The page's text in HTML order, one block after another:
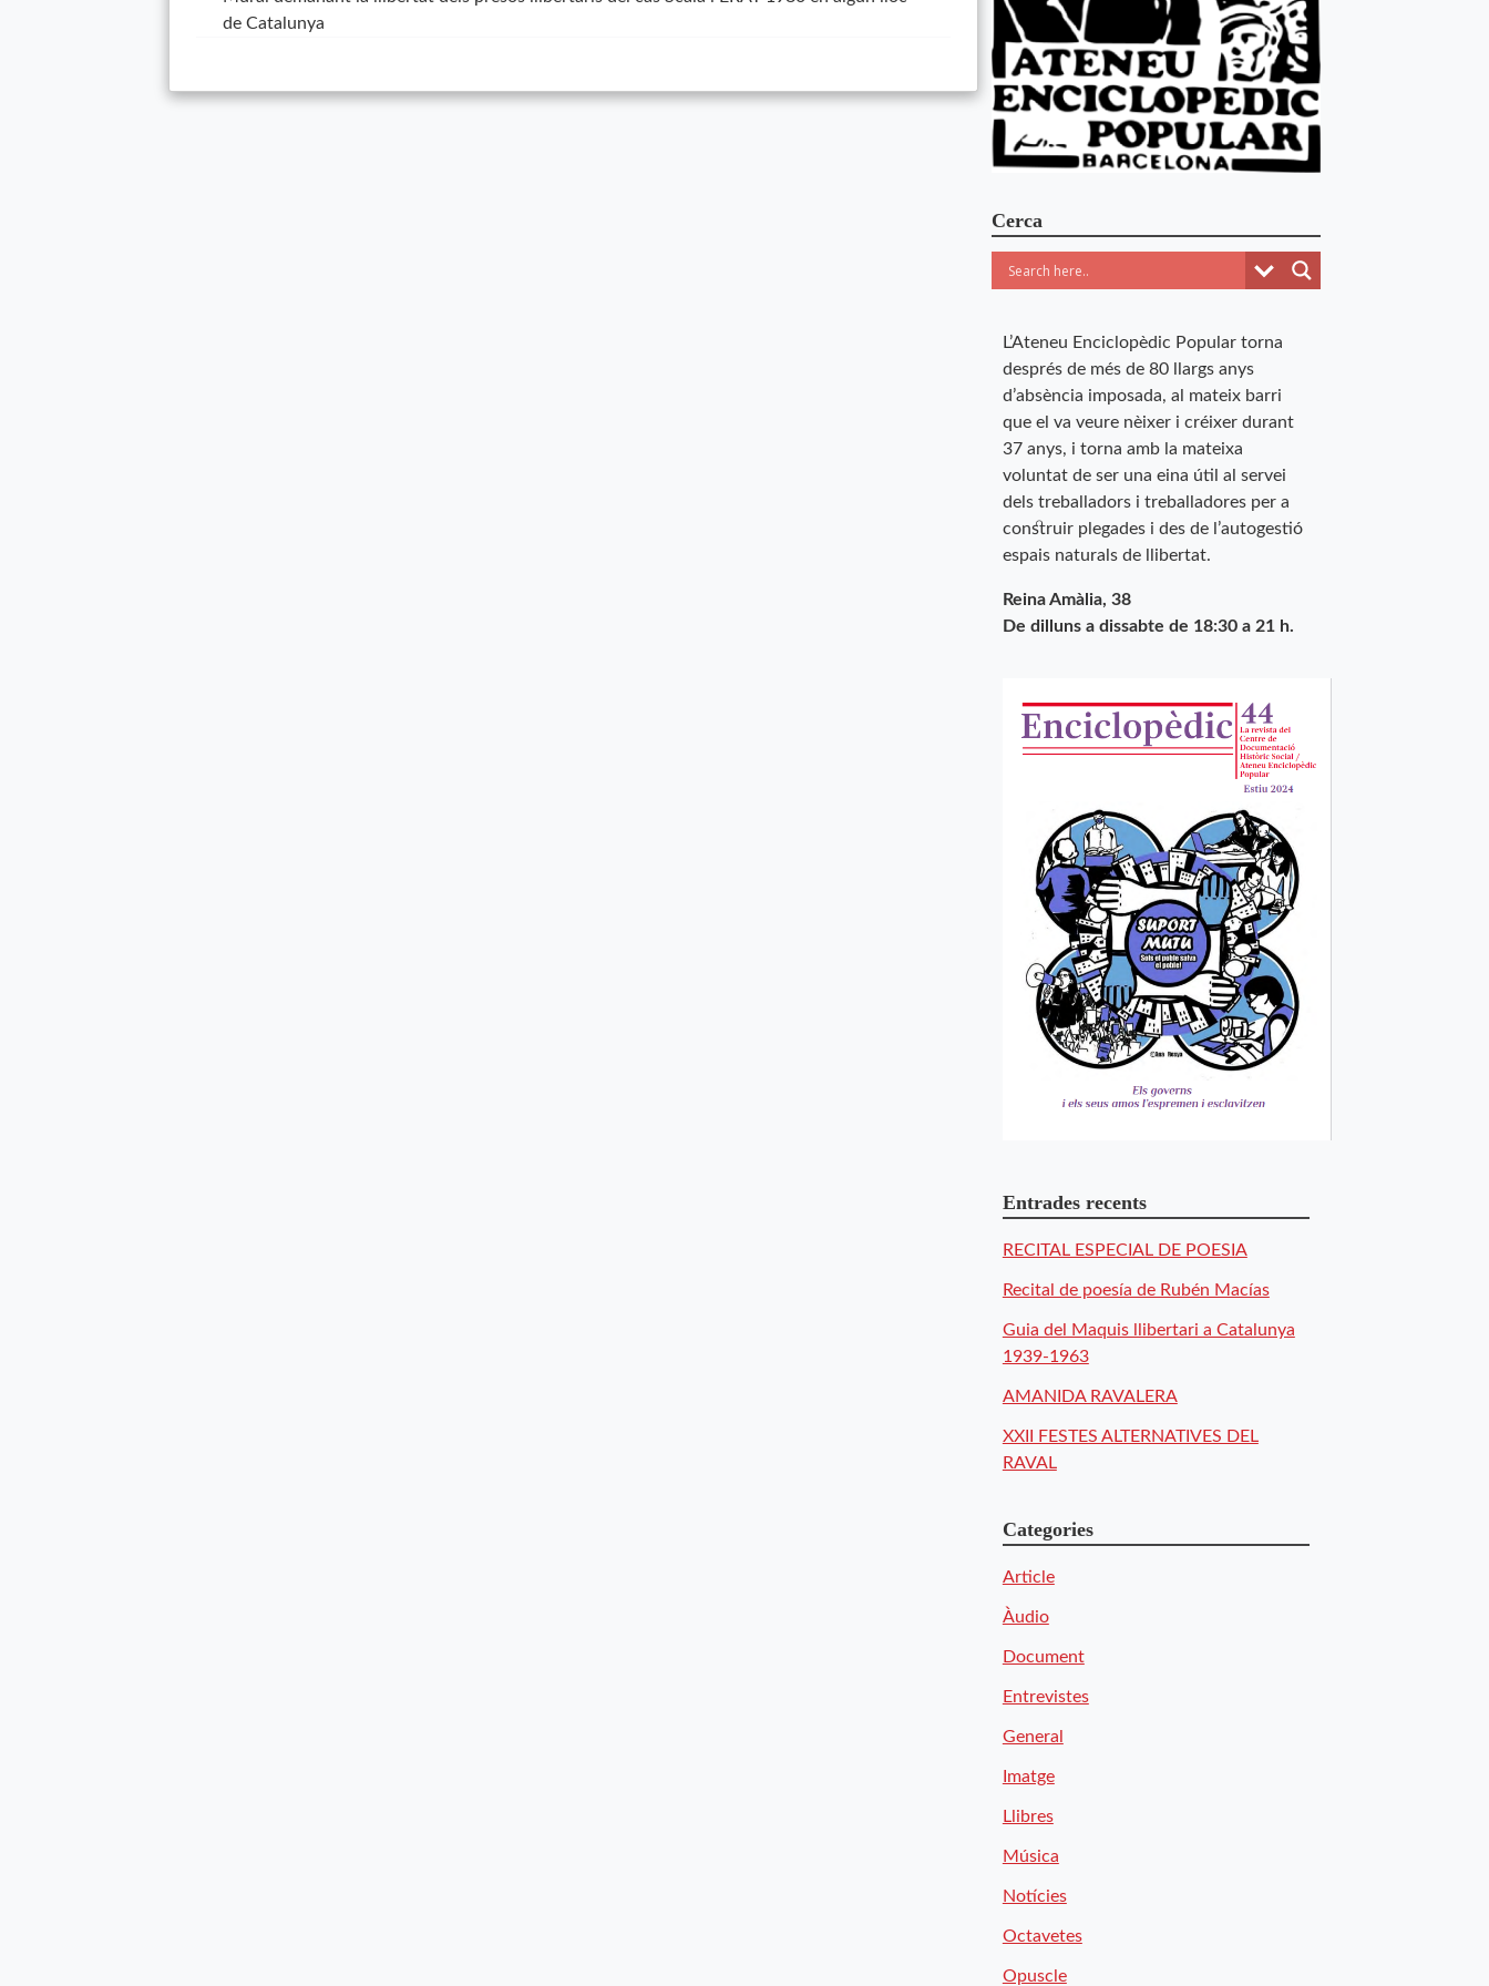
de Catalunya
Cerca
L’Ateneu Enciclopèdic Popular torna
després de més de 80 llargs anys
d’absència imposada, al mateix barri
que el va veure nèixer i créixer durant
37 anys, i torna amb la mateixa
voluntat de ser una eina útil al servei
dels treballadors i treballadores per a
construir plegades i des de l’autogestió
espais naturals de llibertat.
Reina Amàlia, 38
De dilluns a dissabte de 18:30 a 21 h.
Entrades recents
RECITAL ESPECIAL DE POESIA
Recital de poesía de Rubén Macías
Guia del Maquis llibertari a Catalunya
1939-1963
AMANIDA RAVALERA
XXII FESTES ALTERNATIVES DEL
RAVAL
Categories
Article
Àudio
Document
Entrevistes
General
Imatge
Llibres
Música
Notícies
Octavetes
Opuscle